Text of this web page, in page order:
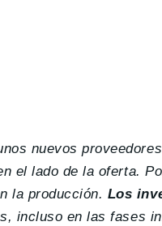
nuevos
el lado de la oferta.
la producción. Los
incluso en las fases